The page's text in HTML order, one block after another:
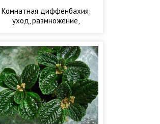
Комнатная диффенбахия:
уход, размножение,